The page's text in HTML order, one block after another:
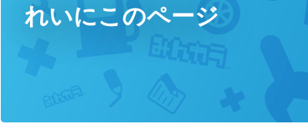
れいにこのページ